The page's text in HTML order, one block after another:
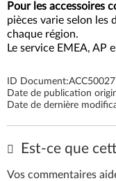
Pour les accessoires
pièces varie selon les
chaque région.
Le service EMEA, AP
ID Document:
Date de publication
Date de dernière
Est-ce que
Vos commentaires